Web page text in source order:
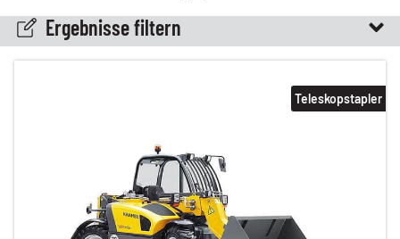
Ergebnisse filtern
Teleskopstapler